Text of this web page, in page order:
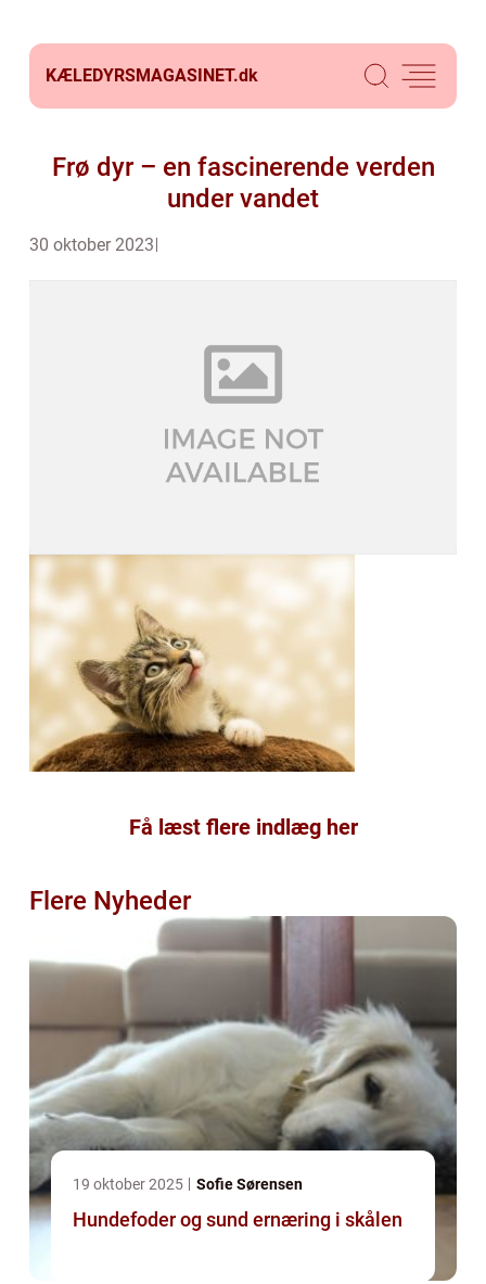
KÆLEDYRSMAGASINET.dk
Frø dyr – en fascinerende verden
under vandet
30 oktober 2023
Få læst flere indlæg her
Flere Nyheder
19 oktober 2025 Sofie Sørensen
Hundefoder og sund ernæring i skålen